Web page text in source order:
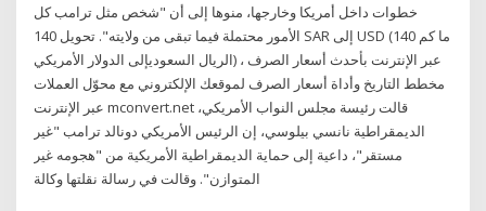
خطوات داخل أمريكا وخارجها، منوها إلى أن "شخص مثل ترامب كل
الأمور محتملة فيما تبقى من ولايته". تحويل 140 SAR إلى USD (ما كم 140
الريال السعوديإلى الدولار الأمريكي) عبر الإنترنت بأحدث أسعار الصرف ،
مخطط التاريخ وأداة أسعار الصرف لموقعك الإلكتروني مع محوّل العملات
عبر الإنترنت mconvert.net قالت رئيسة مجلس النواب الأمريكي،
الديمقراطية نانسي بيلوسي، إن الرئيس الأمريكي دونالد ترامب "غير
مستقر"، داعية إلى حماية الديمقراطية الأمريكية من "هجومه غير
المتوازن". وقالت في رسالة نقلتها وكالة